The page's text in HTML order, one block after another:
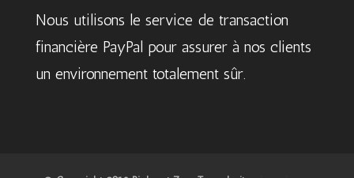
Nous utilisons le service de transaction
financière PayPal pour assurer à nos clients
un environnement totalement sûr.